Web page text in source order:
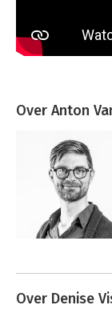
Over Anton
Over Denise